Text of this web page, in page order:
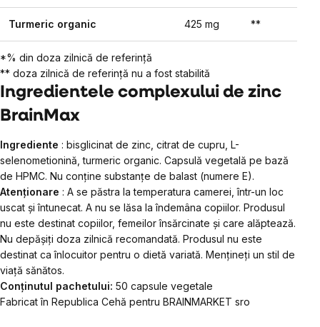
Turmeric organic 425 mg **
*% din doza zilnică de referință
** doza zilnică de referință nu a fost stabilită
Ingredientele complexului de zinc
BrainMax
Ingrediente : bisglicinat de zinc, citrat de cupru, L-
selenometionină, turmeric organic. Capsulă vegetală pe bază
de HPMC. Nu conține substanțe de balast (numere E).
Atenționare : A se păstra la temperatura camerei, într-un loc
uscat și întunecat. A nu se lăsa la îndemâna copiilor. Produsul
nu este destinat copiilor, femeilor însărcinate și care alăptează.
Nu depășiți doza zilnică recomandată. Produsul nu este
destinat ca înlocuitor pentru o dietă variată. Mențineți un stil de
viață sănătos.
Conținutul pachetului: 50 capsule vegetale
Fabricat în Republica Cehă pentru BRAINMARKET sro